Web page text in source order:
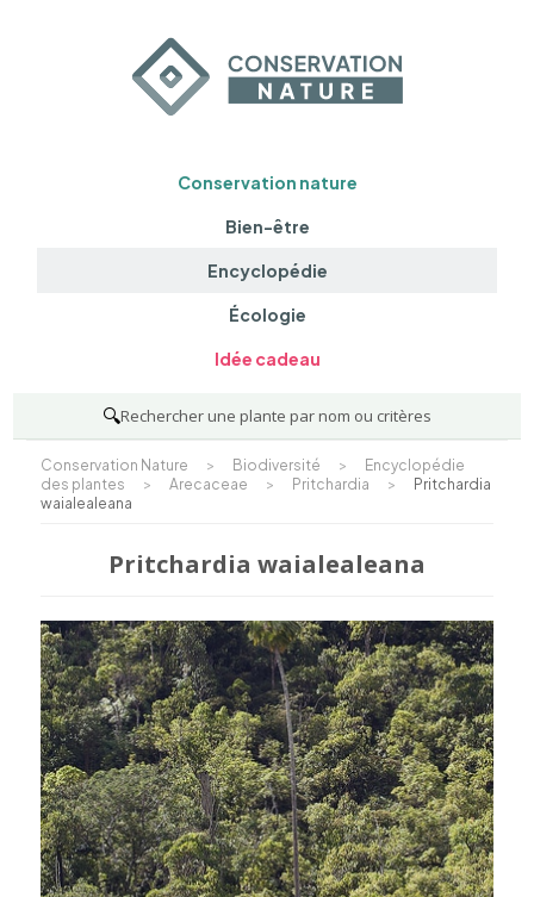
Conservation nature
Bien-être
Encyclopédie
Écologie
Idée cadeau
🔍Rechercher une plante par nom ou critères
Conservation Nature > Biodiversité >
Encyclopédie
des plantes
> Arecaceae > Pritchardia >
Pritchardia
waialealeana
Pritchardia waialealeana